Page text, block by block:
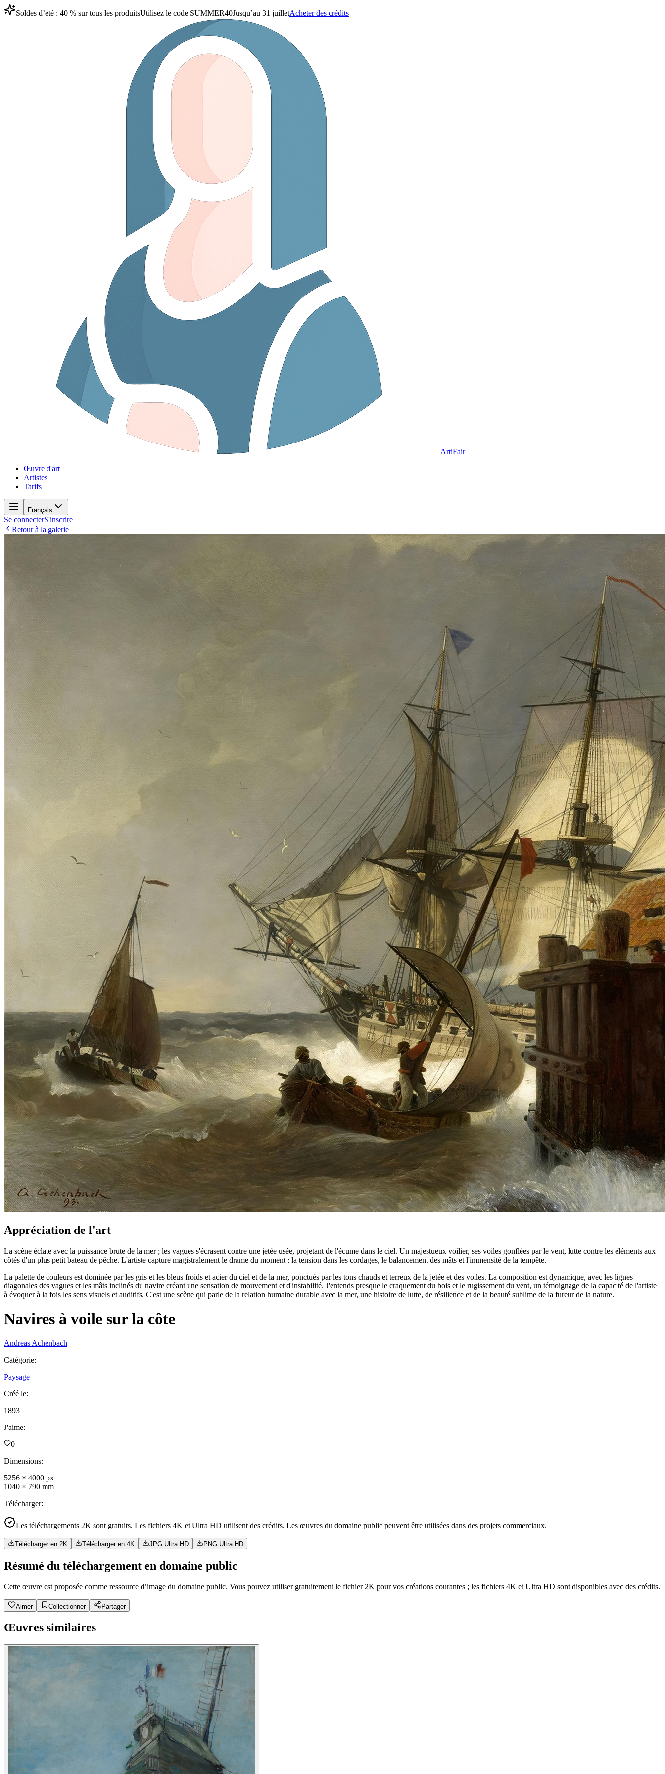
Soldes d’été : 40 % sur tous les produitsUtilisez le code SUMMER40Jusqu’au 31 juilletAcheter des crédits
ArtiFair
Œuvre d'art
Artistes
Tarifs
Français
Se connecterS'inscrire
Retour à la galerie
Appréciation de l'art
La scène éclate avec la puissance brute de la mer ; les vagues s'écrasent contre une jetée usée, projetant de l'écume dans le ciel. Un majestueux voilier, ses voiles gonflées par le vent, lutte contre les éléments aux
côtés d'un plus petit bateau de pêche. L'artiste capture magistralement le drame du moment : la tension dans les cordages, le balancement des mâts et l'immensité de la tempête.
La palette de couleurs est dominée par les gris et les bleus froids et acier du ciel et de la mer, ponctués par les tons chauds et terreux de la jetée et des voiles. La composition est dynamique, avec les lignes
diagonales des vagues et les mâts inclinés du navire créant une sensation de mouvement et d'instabilité. J'entends presque le craquement du bois et le rugissement du vent, un témoignage de la capacité de l'artiste
à évoquer à la fois les sens visuels et auditifs. C'est une scène qui parle de la relation humaine durable avec la mer, une histoire de lutte, de résilience et de la beauté sublime de la fureur de la nature.
Navires à voile sur la côte
Andreas Achenbach
Catégorie:
Paysage
Créé le:
1893
J'aime:
0
Dimensions:
5256 × 4000 px
1040 × 790 mm
Télécharger:
Les téléchargements 2K sont gratuits. Les fichiers 4K et Ultra HD utilisent des crédits. Les œuvres du domaine public peuvent être utilisées dans des projets commerciaux.
Télécharger en 2K Télécharger en 4K JPG Ultra HD PNG Ultra HD
Résumé du téléchargement en domaine public
Cette œuvre est proposée comme ressource d’image du domaine public. Vous pouvez utiliser gratuitement le fichier 2K pour vos créations courantes ; les fichiers 4K et Ultra HD sont disponibles avec des crédits.
Aimer Collectionner Partager
Œuvres similaires